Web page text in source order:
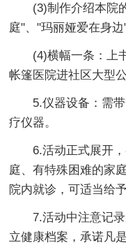
(3)制作介绍本院的
庭"、"玛丽娅爱在身边
(4)横幅一条：上书
帐篷医院进社区大型
5.仪器设备：需带
疗仪器。
6.活动正式展开，
庭、有特殊困难的家
院内就诊，可适当给
7.活动中注意记录
立健康档案，承诺凡